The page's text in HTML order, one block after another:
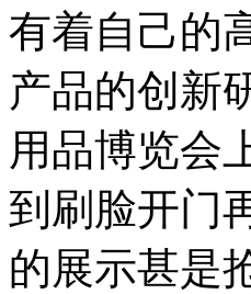
有着自己的
产品的创新
用品博览会
到刷脸开门
的展示甚是